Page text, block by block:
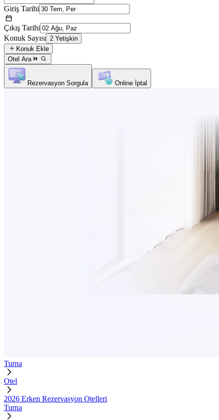
Giriş Tarihi
Çıkış Tarihi
Konuk Sayısı
2 Yetişkin
Konuk Ekle
Otel Ara
Rezervasyon Sorgula Online İptal
Turna
Otel
2026 Erken Rezervasyon Otelleri
Turna